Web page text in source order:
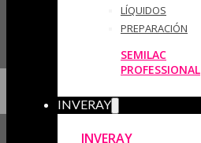
LÍQUIDOS
PREPARACIÓN
SEMILAC
PROFESSIONAL
INVERAY
INVERAY